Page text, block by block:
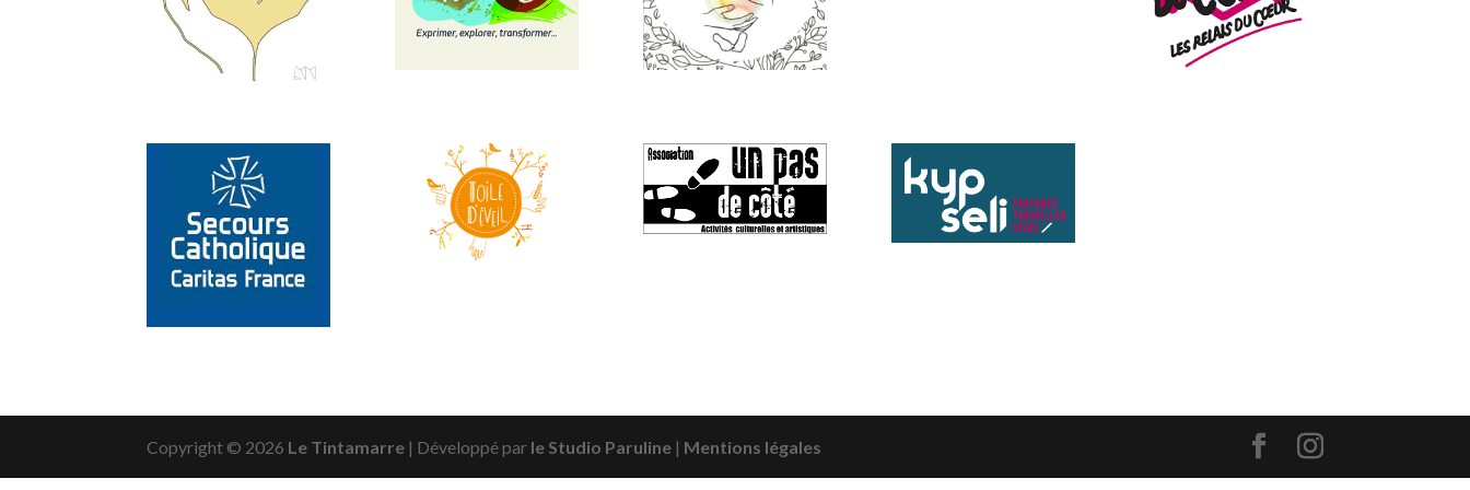
Copyright © 2026 Le Tintamarre | Développé par le Studio Paruline | Mentions légales